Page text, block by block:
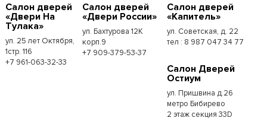
Салон дверей
«Двери На
Тулака»
ул. 25 лет Октября,
1стр. 116
+7 961-063-32-33
Салон дверей
«Двери России»
ул. Бахтурова 12К
корп.9
+7 909-379-53-37
Салон дверей
«Капитель»
ул. Советская, д. 22
тел : 8 987 047 34 77
Салон Дверей
Остиум
ул. Пришвина д.26
метро Бибирево
2 этаж секция 33D